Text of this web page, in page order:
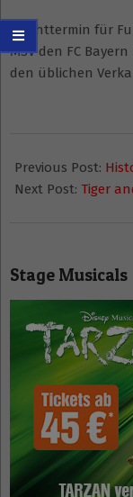
Pflichttermin für
MSV den FC
den üblichen
06-
29
Previous Post:
Next Post: Tiger
Stage Musicals